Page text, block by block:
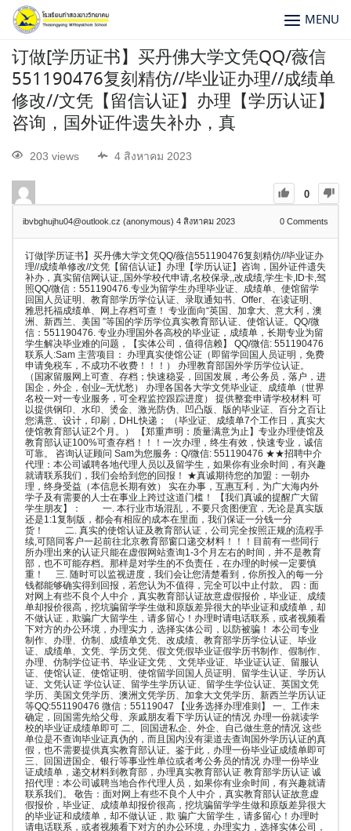
MENU
订做[学历证书】买丹佛大学文凭QQ/薇信
551190476复刻精仿//毕业证办理//成绩单
修改//文凭【留信认证】办理【学历认证】
咨询，国外证件遗失补办，真
203 views 4 สิงหาคม 2023
0
ibvbghujhu04@outlook.cz (anonymous) 4 สิงหาคม 2023 0 Comments
订做[学历证书】买丹佛大学文凭QQ/薇信551190476复刻精仿//毕业证办
理//成绩单修改//文凭【留信认证】办理【学历认证】咨询，国外证件遗失
补办，真实留信网认证,,国外学校代申请,名校保录,,改成绩,学生卡,ID卡,驾
照QQ/微信：551190476.专业为留学生办理毕业证、成绩单、使馆留学
回国人员证明、教育部学历学位认证、录取通知书、Offer、在读证明、
雅思托福成绩单、网上存档可查！ 专业面向“英国、加拿大、意大利，澳
洲、新西兰、美国 ”等国的学历学位真实教育部认证、使馆认证。QQ/微
信：551190476. 专业办理国外各高校的毕业证，成绩单，长期专业为留
学生解决毕业难的问题，【实体公司，值得信赖】 QQ/微信: 551190476
联系人:Sam 主营项目： 办理真实使馆公证（即留学回国人员证明，免费
申请免税车，不成功不收费！！！） 办理教育部国外学历学位认证。
（国家留服网上可查、存档；快速稳妥，回国发展，考公务员，落户，进
国企，外企，创业–无忧愁） 办理各国各大学文凭毕业证、成绩单（世界
名校一对一专业服务，可全程监控跟踪进度） 提供整套申请学校材料 可
以提供钢印、水印、烫金、激光防伪、凹凸版、版的毕业证、百分之百让
您满意、设计，印刷，DHL快递； （毕业证、成绩单7个工作日，真实大
使馆教育部认证2个月。） 【郑重声明：质量满意为止】专业办理使馆及
教育部认证100%可查存档！！！一次办理，终生有效，快速专业，诚信
可靠。 咨询认证顾问 Sam为您服务：Q/微信: 551190476 ★★招聘中介
代理：本公司诚聘各地代理人员以及留学生，如果你有业余时间，有兴趣
就请联系我们，我们会给到您的回报！ ★真诚期待您的加盟：一朝办
理，终身受益（本信息长期有效） 实在办事，互惠互利，为广大海内外
学子及有需要的人士在事业上跨过这道门槛！ 【我们真诚的提醒广大留
学生朋友】： 一. 本行业市场混乱，不要只贪图便宜，无论是真实版
还是1:1复制版，都会有相应的成本在里面，我们保证一分钱一分
货！ 二. 真实的使馆认证及教育部认证，公司完全按照正规的流程手
续,可陪同客户一起前往北京教育部窗口递交材料！！！目前有一些同行
所办理出来的认证只能在虚假网站查询1-3个月左右的时间，并不是教育
部，也不可能存档。那样是对学生的不负责任，在办理的时候一定要慎
重！ 三. 随时可以监视进度，我们会让您清楚看到，你所投入的每一分
钱都能够确实得到回报，若您认为不值得，完全可以中止付款。 四：面
对网上有些不良个人中介，真实教育部认证故意虚假报价，毕业证、成绩
单却报价很高，挖坑骗留学学生做和原版差异很大的毕业证和成绩单，却
不做认证，欺骗广大留学生，请多留心！办理时请电话联系，或者视频看
下对方的办公环境，办理实力，选择实体公司，以防被骗！ 本公司专业
制作、办理、仿制、成绩单文凭、改成绩、教育部学历学位认证、毕业
证、成绩单、文凭、学历文凭、假文凭假毕业证假学历书制作、假制作、
办理、仿制学位证书、毕业证文凭 、文凭毕业证、毕业证认证、留服认
证、使馆认证、使馆证明、使馆留学回国人员证明、留学生认证、学历认
证、文凭认证 学位认证、留学生学历认证、留学生学位认证、英国文凭
学历、美国文凭学历、澳洲文凭学历、加拿大文凭学历、新西兰学历认证
等QQ:551190476 微信：55119047 【业务选择办理准则】 一、工作未
确定，回国需先给父母、亲戚朋友看下学历认证的情况 办理一份就读学
校的毕业证成绩单即可 二、回国进私企、外企、自己做生意的情况 这些
单位是不查询毕业证真伪的，而且国内没有渠道去查询国外学历认证的真
假，也不需要提供真实教育部认证。鉴于此，办理一份毕业证成绩单即可
三、回国进国企、银行等事业性单位或者考公务员的情况 办理一份毕业
证成绩单，递交材料到教育部，办理真实教育部认证 教育部学历认证 诚
招代理：本公司诚聘当地合作代理人员，如果你有业余时间，有兴趣就请
联系我们。 敬告：面对网上有些不良个人中介，真实教育部认证故意虚
假报价，毕业证、成绩单却报价很高，挖坑骗留学学生做和原版差异很大
的毕业证和成绩单，却不做认证，欺 骗广大留学生，请多留心！办理时
请电话联系，或者视频看下对方的办公环境，办理实力，选择实体公司，